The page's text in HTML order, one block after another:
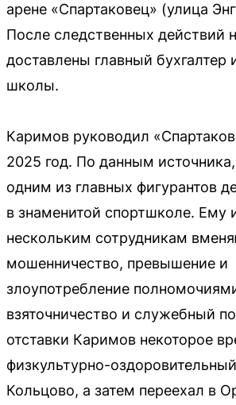
арене «Спартаковец» (улица
После следственных действий
доставлены главный бухгалтер
школы.
Каримов руководил
2025 год. По данным
одним из главных фигурантов
в знаменитой спортшколе. Ему
нескольким сотрудникам
мошенничество, превышение и
злоупотребление
взяточничество и служебный
отставки Каримов некоторое
физкультурно-
Кольцово, а затем переехал в